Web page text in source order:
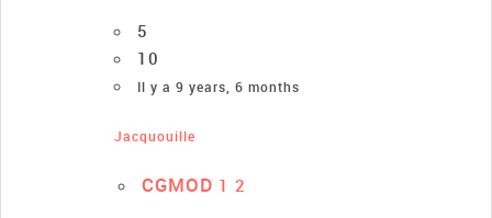
5
10
Il y a 9 years, 6 months
Jacquouille
CGMOD 1 2